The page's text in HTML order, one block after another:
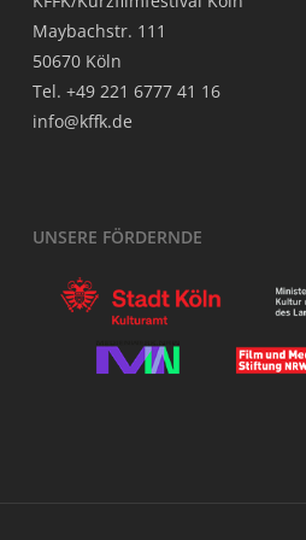
May­bach­str. 111
50670 Köln
Tel. +49 221 6777 41 16
info@kffk.de
UNSE­RE FÖRDERNDE